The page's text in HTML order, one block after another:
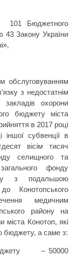
101 Бюджетного
43 Закону України
обслуговуванням
з недостатнім
закладів охорони
бюджету міста
в 2017 році
іншої субвенції в
вісім тисяч
селищного та
фонду
з подальшою
Конотопського
медичним
району на
міста Конотоп, які
бюджету, а саме з:
– 50000